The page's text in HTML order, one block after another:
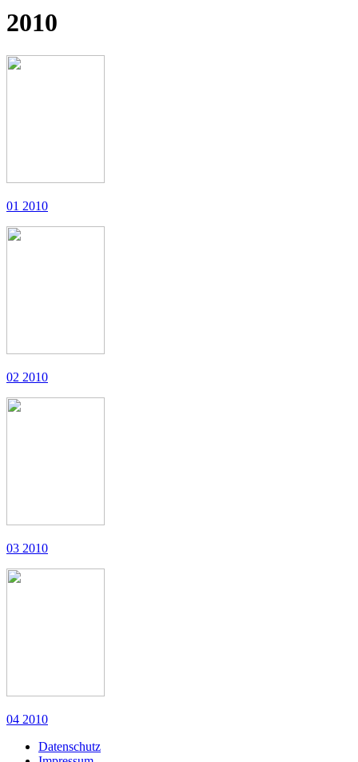
2010
01 2010
02 2010
03 2010
04 2010
Datenschutz